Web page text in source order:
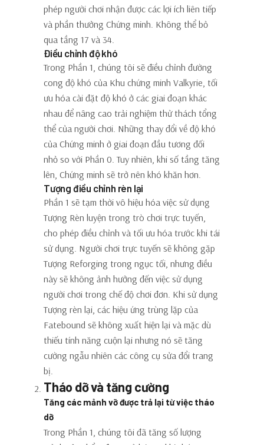
phép người chơi nhận được các lợi ích liên tiếp
và phần thưởng Chứng minh. Không thể bỏ
qua tầng 17 và 34.
Điều chỉnh độ khó
Trong Phần 1, chúng tôi sẽ điều chỉnh đường
cong độ khó của Khu chứng minh Valkyrie, tối
ưu hóa cài đặt độ khó ở các giai đoạn khác
nhau để nâng cao trải nghiệm thử thách tổng
thể của người chơi. Những thay đổi về độ khó
của Chứng minh ở giai đoạn đầu tương đối
nhỏ so với Phần 0. Tuy nhiên, khi số tầng tăng
lên, Chứng minh sẽ trở nên khó khăn hơn.
Tượng điều chỉnh rèn lại
Phần 1 sẽ tạm thời vô hiệu hóa việc sử dụng
Tượng Rèn luyện trong trò chơi trực tuyến,
cho phép điều chỉnh và tối ưu hóa trước khi tái
sử dụng. Người chơi trực tuyến sẽ không gặp
Tượng Reforging trong ngục tối, nhưng điều
này sẽ không ảnh hưởng đến việc sử dụng
người chơi trong chế độ chơi đơn. Khi sử dụng
Tượng rèn lại, các hiệu ứng trùng lặp của
Fatebound sẽ không xuất hiện lại và mặc dù
thiếu tính năng cuộn lại nhưng nó sẽ tăng
cường ngẫu nhiên các công cụ sửa đổi trang
bị.
Tháo dỡ và tăng cường
Tăng các mảnh vỡ được trả lại từ việc tháo
dỡ
Trong Phần 1, chúng tôi đã tăng số lượng